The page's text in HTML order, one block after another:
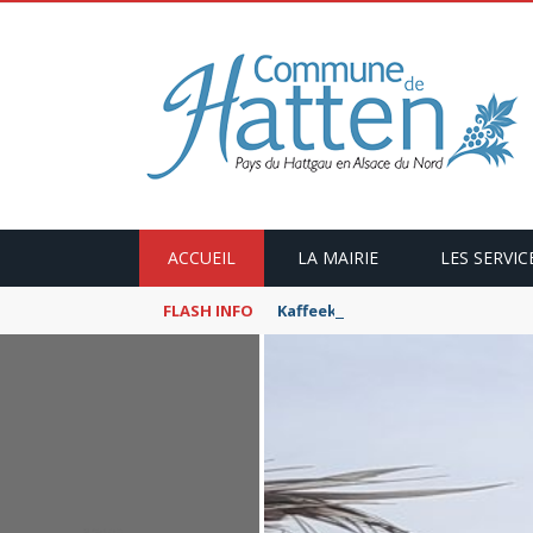
ACCUEIL LA MAIRIE LES
FLASH INFO Kaffeekranzel : Le Maroc en